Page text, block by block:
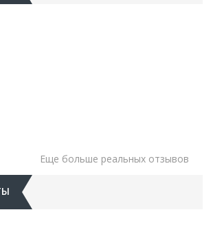
Еще больше реальных отзывов